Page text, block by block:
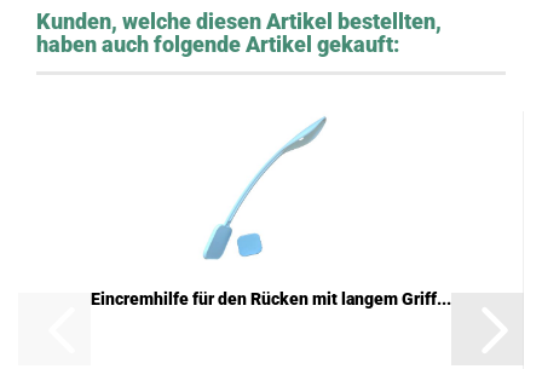
Kunden, welche diesen Artikel bestellten,
haben auch folgende Artikel gekauft:
Eincremhilfe für den Rücken mit langem Griff...